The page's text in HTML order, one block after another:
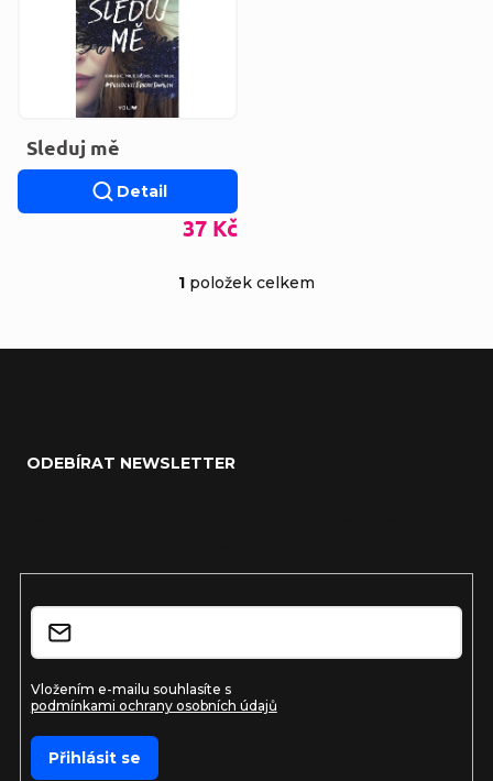
Sleduj mě
37 Kč
Detail
1 položek celkem
ODEBÍRAT NEWSLETTER
Vložením e-mailu souhlasíte s
podmínkami ochrany osobních údajů
Přihlásit se